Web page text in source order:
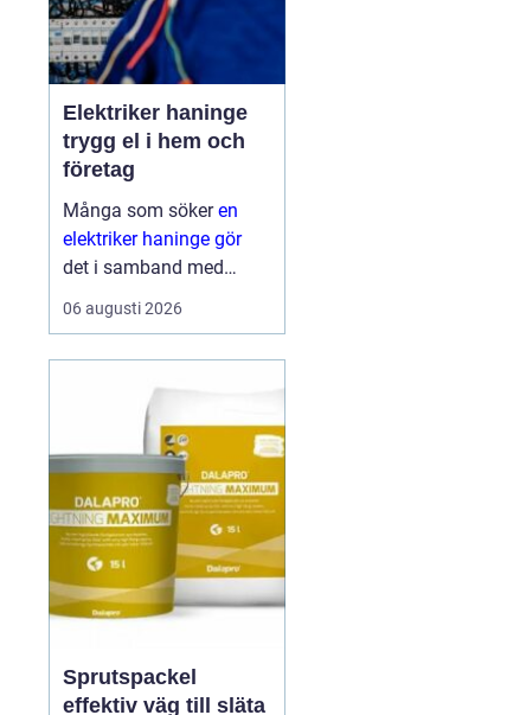
Elektriker haninge
trygg el i hem och
företag
Många som sökeren
elektriker haninge gör
det i samband med
renovering,
nybyggnation eller när
självklar del av
vardagen, men samtidigt
ett område där sm...
06 augusti 2026
Sprutspackel
effektiv väg till släta